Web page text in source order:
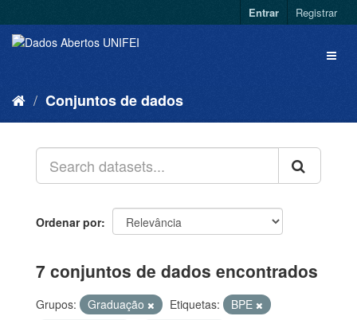
Entrar Registrar
Conjuntos de dados
Ordenar por
7 conjuntos de dados encontrados
Grupos: Graduação Etiquetas:
BPE